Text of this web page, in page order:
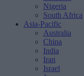
Nigeria
South Africa
Asia-Pacific
Australia
China
India
Iran
Israel